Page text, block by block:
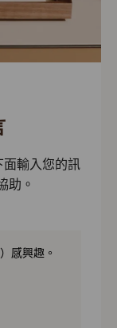
面輸入您的訊
助。